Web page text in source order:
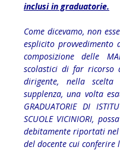
inclusi in graduatorie.
Come dicevamo, non
esplicito
composizione delle
scolastici di far ricorso
dirigente, nella
supplenza, una volta
GRADUATORIE DI
SCUOLE VICINIORI,
debitamente riportati
del docente cui conferire